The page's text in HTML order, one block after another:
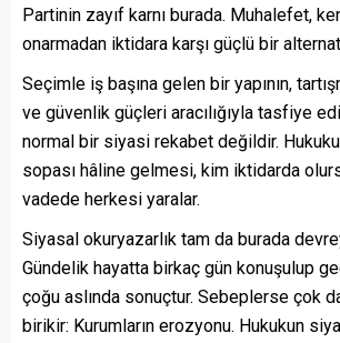
Partinin zayıf karnı burada. Muhalefet,
onarmadan iktidara karşı güçlü bir
Seçimle iş başına gelen bir yapının,
ve güvenlik güçleri aracılığıyla tasfiye
normal bir siyasi rekabet değildir.
sopası hâline gelmesi, kim iktidarda
vadede herkesi yaralar.
Siyasal okuryazarlık tam da burada
Gündelik hayatta birkaç gün konuşulup
çoğu aslında sonuçtur. Sebeplerse çok
birikir: Kurumların erozyonu. Hukukun